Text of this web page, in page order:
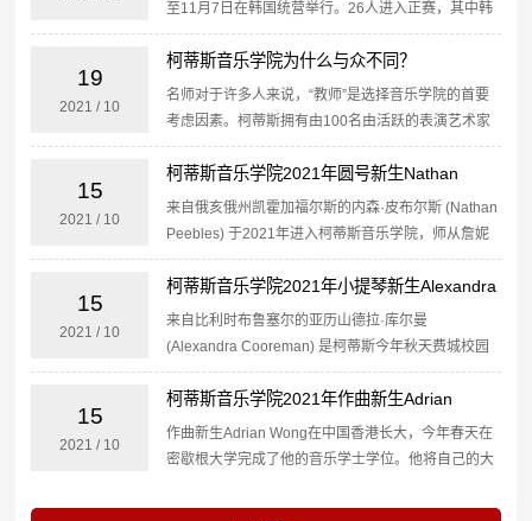
至11月7日在韩国统营举行。26人进入正赛，其中韩
国选手占11人。本届比赛入选者名单：Oganes
Arustamov(俄罗斯)Aaron Ch...
19
2021 / 10
柯蒂斯音乐学院为什么与众不同？
名师对于许多人来说，“教师”是选择音乐学院的首要
考虑因素。柯蒂斯拥有由100名由活跃的表演艺术家
组成的教师团队，为学生提供大师个性化的关注。大
师无与伦比的音乐血统可以追溯到19世纪及以后的古
典大师。演...
15
2021 / 10
柯蒂斯音乐学院2021年圆号新生Nathan
Peebles采访
来自俄亥俄州凯霍加福尔斯的内森·皮布尔斯 (Nathan
Peebles) 于2021年进入柯蒂斯音乐学院，师从詹妮
弗·蒙顿 (Jennifer Montone) 和杰弗里·朗 (Jeffrey
La...
15
2021 / 10
柯蒂斯音乐学院2021年小提琴新生Alexandra
Cooreman采访
来自比利时布鲁塞尔的亚历山德拉·库尔曼
(Alexandra Cooreman) 是柯蒂斯今年秋天费城校园
的新生之一。作为Ida Kavafian工作室的小提琴手，
她在国际比赛中获得了最高奖项，最近还...
15
2021 / 10
柯蒂斯音乐学院2021年作曲新生Adrian
Wong采访
作曲新生Adrian Wong在中国香港长大，今年春天在
密歇根大学完成了他的音乐学士学位。他将自己的大
蒂斯的新的、和一些意想不到的合作和机会。到目前